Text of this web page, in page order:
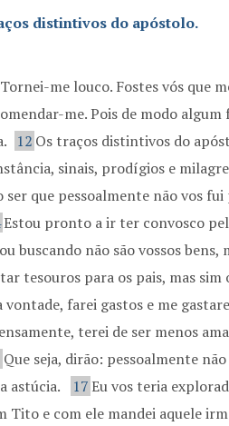
distintivos do apóstolo.
Tornei-me louco. Fostes vós que
me. Pois de modo
12 Os traços distintivos do
sinais, prodígios e
ser que pessoalmente não vos
Estou pronto a ir ter convosco
buscando não são vossos
tesouros para os pais, mas sim
vontade, farei gastos e me
terei de ser menos
Que seja, dirão: pessoalmente
astúcia.
17Eu vos teria
Tito e com ele mandei aquele